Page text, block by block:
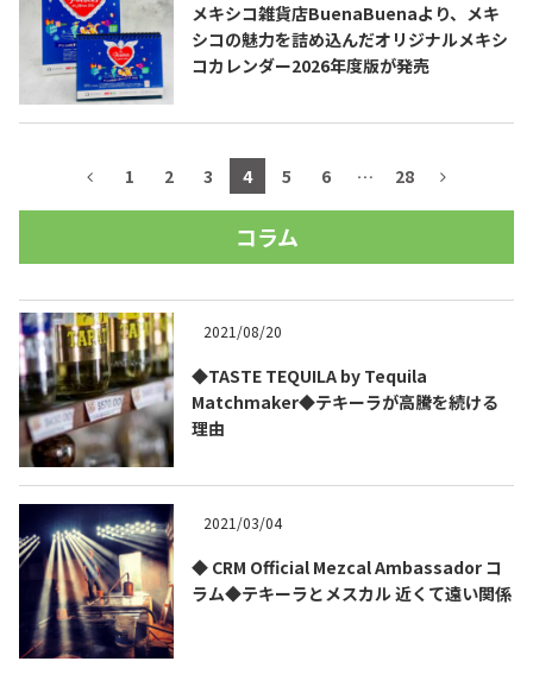
メキシコ雑貨店BuenaBuenaより、メキ
シコの魅力を詰め込んだオリジナルメキシ
コカレンダー2026年度版が発売
1 2 3 4 5 6 … 28
コラム
2021/08/20
◆TASTE TEQUILA by Tequila
Matchmaker◆テキーラが高騰を続ける
理由
2021/03/04
◆ CRM Official Mezcal Ambassador コ
ラム◆テキーラとメスカル 近くて遠い関係